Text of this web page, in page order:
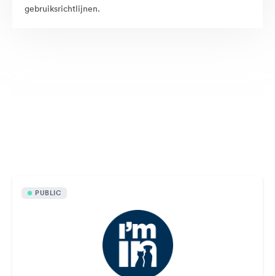
gebruiksrichtlijnen.
PUBLIC